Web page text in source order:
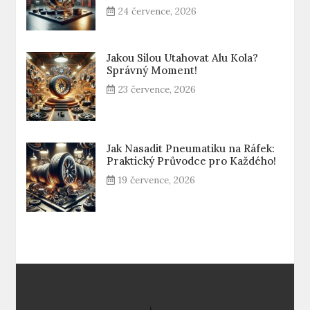
24 července, 2026
Jakou Silou Utahovat Alu Kola?
Správný Moment!
23 července, 2026
Jak Nasadit Pneumatiku na Ráfek:
Praktický Průvodce pro Každého!
19 července, 2026